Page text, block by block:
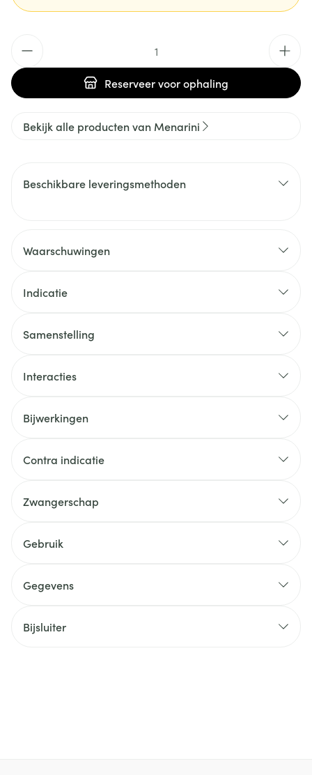
Reserveervoor ophaling
Bekijk alle producten van Menarini
Beschikbare leveringsmethoden
Waarschuwingen
Indicatie
Samenstelling
Interacties
Bijwerkingen
Contra indicatie
Zwangerschap
Gebruik
Gegevens
Bijsluiter